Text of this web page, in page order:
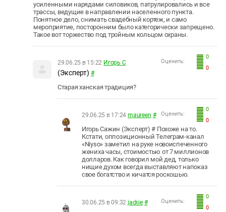
усиленными нарядами силовиков, патрулировались и все
трассы, ведущие в направлении населенного пункта.
Понятное дело, снимать свадебный кортеж, и само
мероприятие, посторонним было категорически запрещено.
Такое вот торжество под тройным кольцом охраны.
0
0
Оценить:
29.06.25 в 15:22 Игорь С
(Эксперт) #
Старая ханская традиция?
0
0
Оценить:
29.06.25 в 17:24 maureen #
Игорь Сажин (Эксперт) # Похоже на то.
Кстати, оппозиционный Телеграм-канал
«Niyso» заметил на руке новоиспеченного
жениха часы, стоимостью от 7 миллионов
долларов. Как говорил мой дед, только
нищие духом всегда выставляют напоказ
свое богатство и кичатся роскошью.
0
0
Оценить:
30.06.25 в 09:32 jackie #